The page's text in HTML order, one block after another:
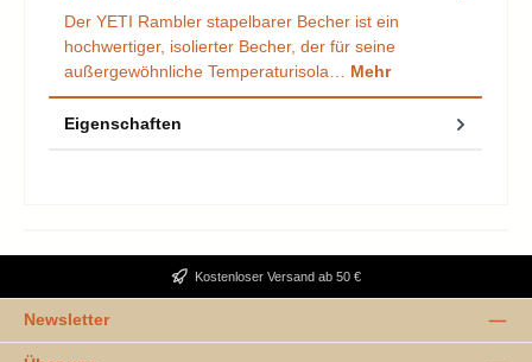
Der YETI Rambler stapelbarer Becher ist ein
hochwertiger, isolierter Becher, der für seine
außergewöhnliche Temperaturisola… Mehr
Eigenschaften
Kostenloser Versand ab 50 €
Newsletter